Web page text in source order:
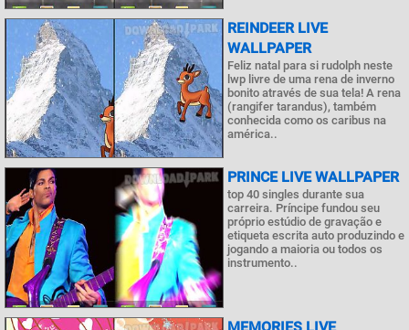
REINDEER LIVE
WALLPAPER
Feliz natal para si rudolph neste
lwp livre de uma rena de inverno
bonito através de sua tela! A rena
(rangifer tarandus), também
conhecida como os caribus na
américa..
PRINCE LIVE WALLPAPER
top 40 singles durante sua
carreira. Príncipe fundou seu
próprio estúdio de gravação e
etiqueta escrita auto produzindo e
jogando a maioria ou todos os
instrumento..
MEMORIES LIVE